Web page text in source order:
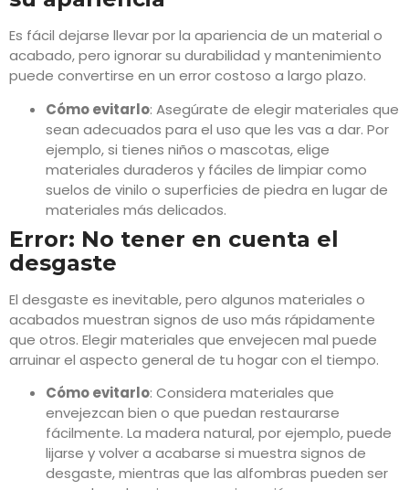
Es fácil dejarse llevar por la apariencia de un material o
acabado, pero ignorar su durabilidad y mantenimiento
puede convertirse en un error costoso a largo plazo.
Cómo evitarlo: Asegúrate de elegir materiales que
sean adecuados para el uso que les vas a dar. Por
ejemplo, si tienes niños o mascotas, elige
materiales duraderos y fáciles de limpiar como
suelos de vinilo o superficies de piedra en lugar de
materiales más delicados.
Error: No tener en cuenta el
desgaste
El desgaste es inevitable, pero algunos materiales o
acabados muestran signos de uso más rápidamente
que otros. Elegir materiales que envejecen mal puede
arruinar el aspecto general de tu hogar con el tiempo.
Cómo evitarlo: Considera materiales que
envejezcan bien o que puedan restaurarse
fácilmente. La madera natural, por ejemplo, puede
lijarse y volver a acabarse si muestra signos de
desgaste, mientras que las alfombras pueden ser